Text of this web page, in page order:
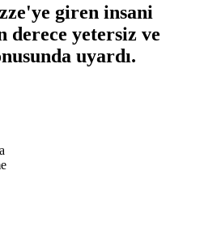
giren insani
derece yetersiz ve
uyardı.